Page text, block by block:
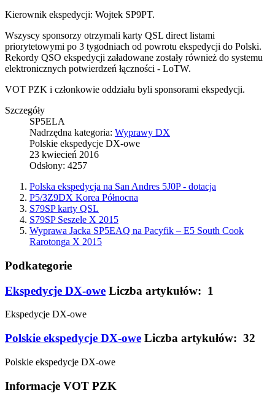
Kierownik ekspedycji: Wojtek SP9PT.
Wszyscy sponsorzy otrzymali karty QSL direct listami
priorytetowymi po 3 tygodniach od powrotu ekspedycji do Polski.
Rekordy QSO ekspedycji załadowane zostały również do systemu
elektronicznych potwierdzeń łączności - LoTW.
VOT PZK i członkowie oddziału byli sponsorami ekspedycji.
Szczegóły
SP5ELA
Nadrzędna kategoria: Wyprawy DX
Polskie ekspedycje DX-owe
23 kwiecień 2016
Odsłony: 4257
Polska ekspedycja na San Andres 5J0P - dotacja
P5/3Z9DX Korea Północna
S79SP karty QSL
S79SP Seszele X 2015
Wyprawa Jacka SP5EAQ na Pacyfik – E5 South Cook
Rarotonga X 2015
Podkategorie
Ekspedycje DX-owe Liczba artykułów: 1
Ekspedycje DX-owe
Polskie ekspedycje DX-owe Liczba artykułów: 32
Polskie ekspedycje DX-owe
Informacje VOT PZK